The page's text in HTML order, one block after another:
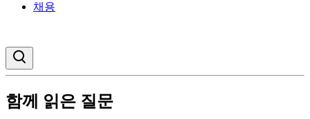
채용
함께 읽은 질문